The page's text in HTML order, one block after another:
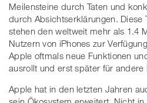
Meilensteine durch Taten und
durch Absichtserklärungen. Diese
stehen den weltweit mehr als 1.4
Nutzern von iPhones zur
Apple oftmals neue Funktionen
ausrollt und erst später für andere
Apple hat in den letzten Jahren